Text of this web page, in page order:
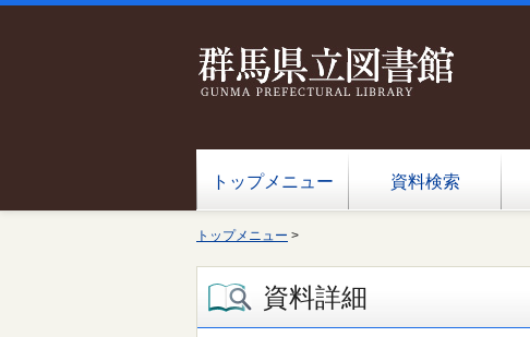
トップメニュー 資料検索
トップメニュー >
資料詳細